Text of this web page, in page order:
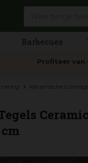
Keramische
Barbecues
Profiteer van